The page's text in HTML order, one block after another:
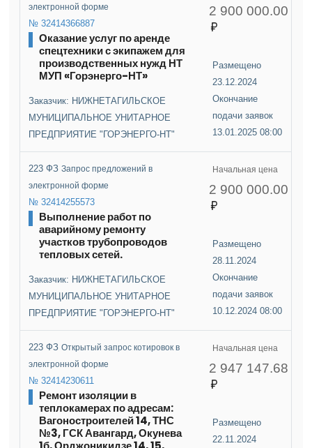
электронной форме
№ 32414366887
Оказание услуг по аренде
спецтехники с экипажем для
производственных нужд НТ
МУП «Горэнерго-НТ»
Заказчик: НИЖНЕТАГИЛЬСКОЕ
МУНИЦИПАЛЬНОЕ УНИТАРНОЕ
ПРЕДПРИЯТИЕ "ГОРЭНЕРГО-НТ"
2 900 000.00
Размещено
23.12.2024
Окончание
подачи заявок
13.01.2025 08:00
223 ФЗЗапрос предложений в
электронной форме
№ 32414255573
Выполнение работ по
аварийному ремонту
участков трубопроводов
тепловых сетей.
Заказчик: НИЖНЕТАГИЛЬСКОЕ
МУНИЦИПАЛЬНОЕ УНИТАРНОЕ
ПРЕДПРИЯТИЕ "ГОРЭНЕРГО-НТ"
Начальная цена
2 900 000.00
Размещено
28.11.2024
Окончание
подачи заявок
10.12.2024 08:00
223 ФЗОткрытый запрос котировок в
электронной форме
№ 32414230611
Ремонт изоляции в
теплокамерах по адресам:
Вагоностроителей 14, ТНС
№3, ГСК Авангард, Окунева
Начальная цена
2 947 147.68
Размещено
22.11.2024